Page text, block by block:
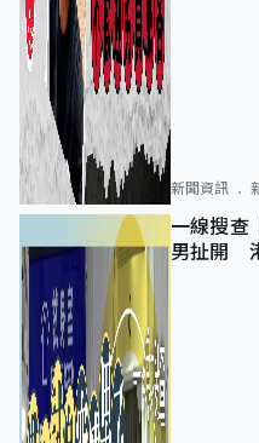
新聞資訊
一線搜查
男扯開